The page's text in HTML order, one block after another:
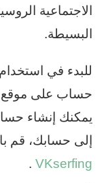
الاجتماعية
البسيطة.
يمكنك إنشاء
إلى حسابك، قم
VKserfing
.